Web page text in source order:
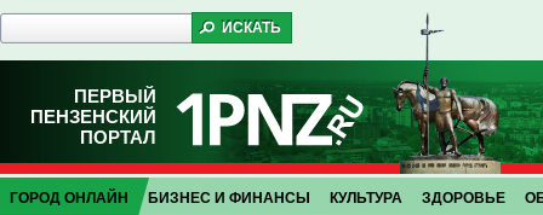
ПЕРВЫЙ
ПЕНЗЕНСКИЙ
ПОРТАЛ
ГОРОД ОНЛАЙН БИЗНЕС И ФИНАНСЫ КУЛЬТУРА ЗДОРОВЬЕ